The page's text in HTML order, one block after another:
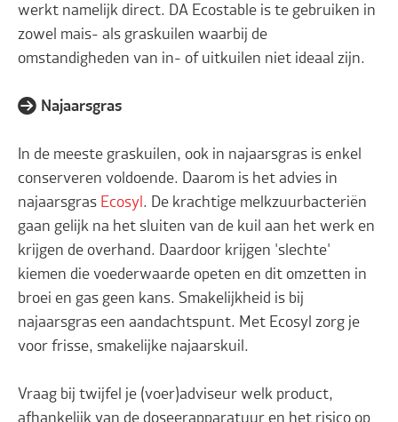
werkt namelijk direct. DA Ecostable is te gebruiken in
zowel mais- als graskuilen waarbij de
omstandigheden van in- of uitkuilen niet ideaal zijn.
→ Najaarsgras
In de meeste graskuilen, ook in najaarsgras is enkel
conserveren voldoende. Daarom is het advies in
najaarsgras Ecosyl . De krachtige melkzuurbacteriën
gaan gelijk na het sluiten van de kuil aan het werk en
krijgen de overhand. Daardoor krijgen 'slechte'
kiemen die voederwaarde opeten en dit omzetten in
broei en gas geen kans. Smakelijkheid is bij
najaarsgras een aandachtspunt. Met Ecosyl zorg je
voor frisse, smakelijke najaarskuil.
Vraag bij twijfel je (voer)adviseur welk product,
afhankelijk van de doseerapparatuur en het risico op